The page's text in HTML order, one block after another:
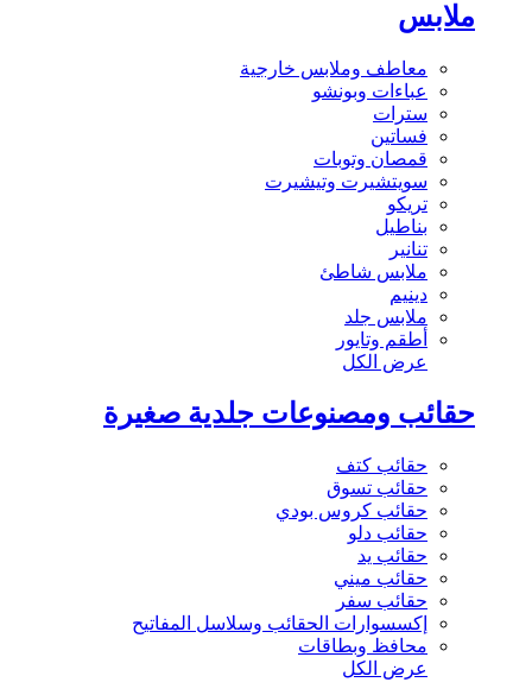
ملابس
معاطف وملابس خارجية
عباءات وبونشو
سترات
فساتين
قمصان وتوبات
سويتشيرت وتيشيرت
تريكو
بناطيل
تنانير
ملابس شاطئ
دينيم
ملابس جلد
أطقم وتايور
عرض الكل
حقائب ومصنوعات جلدية صغيرة
حقائب كتف
حقائب تسوق
حقائب كروس بودي
حقائب دلو
حقائب يد
حقائب ميني
حقائب سفر
إكسسوارات الحقائب وسلاسل المفاتيح
محافظ وبطاقات
عرض الكل